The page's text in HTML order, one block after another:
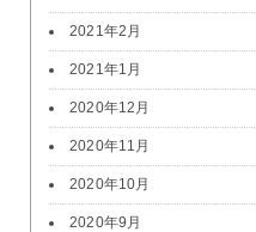
2021年2月
2021年1月
2020年12月
2020年11月
2020年10月
2020年9月